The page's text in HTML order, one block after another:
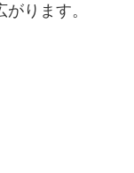
ります。